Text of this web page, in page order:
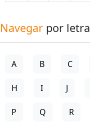
Navegar por letra
A B C
H I J
P Q R